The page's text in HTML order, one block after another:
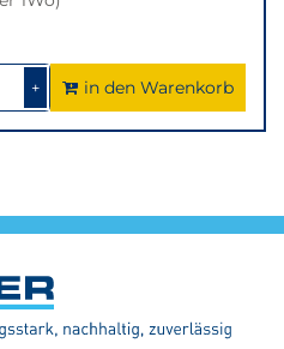
+1um
1
erhöhen
in den Warenkorb